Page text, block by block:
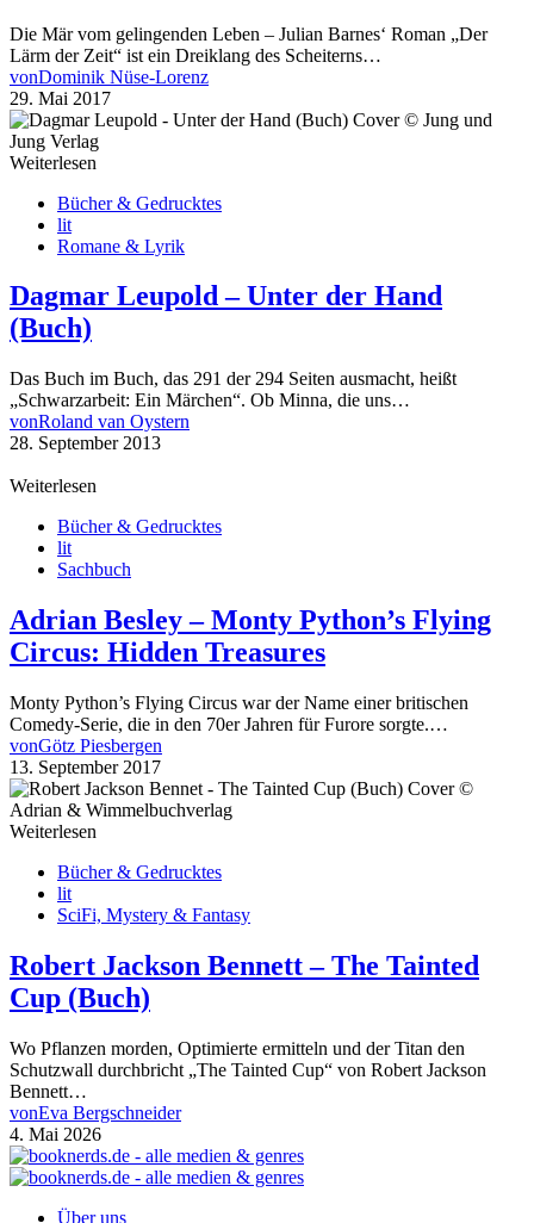
Die Mär vom gelingenden Leben – Julian Barnes‘ Roman „Der
Lärm der Zeit“ ist ein Dreiklang des Scheiterns…
vonDominik Nüse-Lorenz
29. Mai 2017
Weiterlesen
Bücher & Gedrucktes
lit
Romane & Lyrik
Dagmar Leupold – Unter der Hand
(Buch)
Das Buch im Buch, das 291 der 294 Seiten ausmacht, heißt
„Schwarzarbeit: Ein Märchen“. Ob Minna, die uns…
vonRoland van Oystern
28. September 2013
Weiterlesen
Bücher & Gedrucktes
lit
Sachbuch
Adrian Besley – Monty Python’s Flying
Circus: Hidden Treasures
Monty Python’s Flying Circus war der Name einer britischen
Comedy-Serie, die in den 70er Jahren für Furore sorgte.…
vonGötz Piesbergen
13. September 2017
Weiterlesen
Bücher & Gedrucktes
lit
SciFi, Mystery & Fantasy
Robert Jackson Bennett – The Tainted
Cup (Buch)
Wo Pflanzen morden, Optimierte ermitteln und der Titan den
Schutzwall durchbricht „The Tainted Cup“ von Robert Jackson
Bennett…
vonEva Bergschneider
4. Mai 2026
Über uns